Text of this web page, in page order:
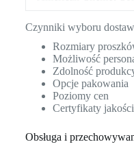
Czynniki wyboru
Rozmiary
Możliwość
Zdolność
Opcje pakowania
Poziomy cen
Certyfikaty
Obsługa i